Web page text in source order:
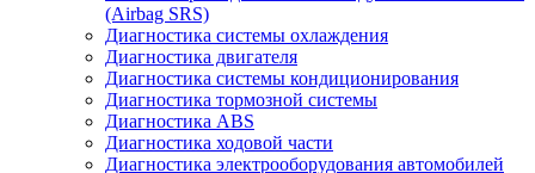
(Airbag SRS)
Диагностика системы охлаждения
Диагностика двигателя
Диагностика системы кондиционирования
Диагностика тормозной системы
Диагностика ABS
Диагностика ходовой части
Диагностика электрооборудования автомобилей